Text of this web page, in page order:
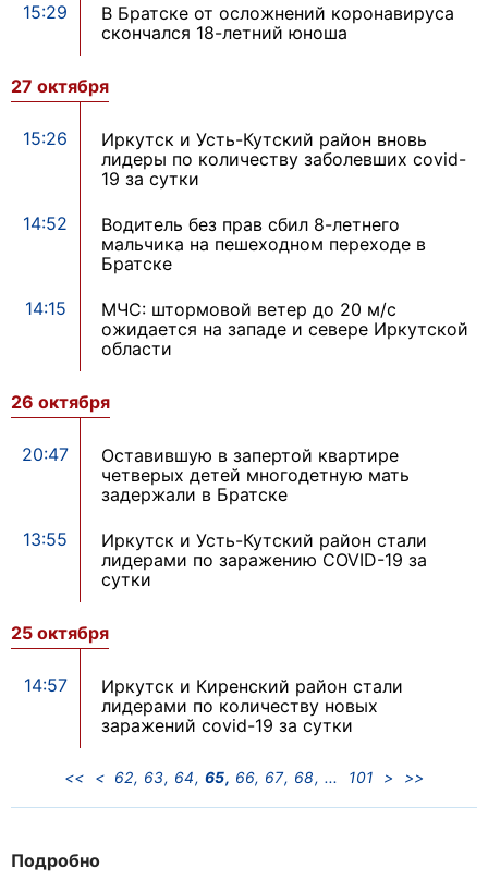
Подробно
15:29
В Братске от осложнений коронавируса
скончался 18-летний юноша
27 октября
15:26
Иркутск и Усть-Кутский район вновь
лидеры по количеству заболевших covid-
19 за сутки
14:52
Водитель без прав сбил 8-летнего
мальчика на пешеходном переходе в
Братске
14:15
МЧС: штормовой ветер до 20 м/с
ожидается на западе и севере Иркутской
области
26 октября
20:47
Оставившую в запертой квартире
четверых детей многодетную мать
задержали в Братске
13:55
Иркутск и Усть-Кутский район стали
лидерами по заражению COVID-19 за
сутки
25 октября
14:57
Иркутск и Киренский район стали
лидерами по количеству новых
заражений covid-19 за сутки
<< < 62 63 64 65 66 67 68 101 > >>